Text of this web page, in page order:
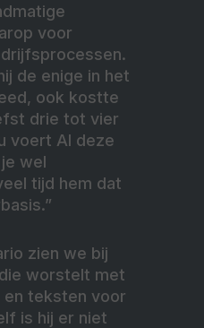
voor
de enige in het
ook kostte
drie tot vier
voert AI deze
wel
tijd hem dat
zien we bij
worstelt met
teksten voor
is hij er niet